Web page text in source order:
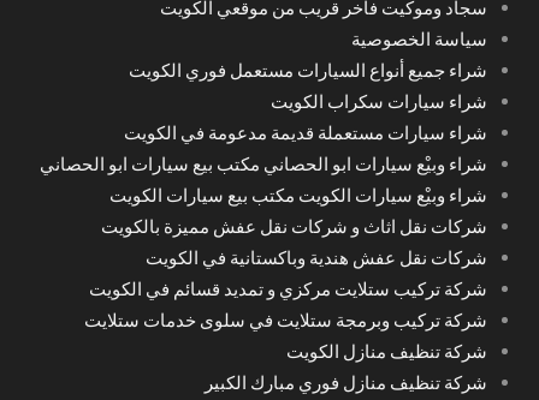
سجاد وموكيت فاخر قريب من موقعي الكويت
سياسة الخصوصية
شراء جميع أنواع السيارات مستعمل فوري الكويت
شراء سيارات سكراب الكويت
شراء سيارات مستعملة قديمة مدعومة في الكويت
شراء وبيْع سيارات ابو الحصاني مكتب بيع سيارات ابو الحصاني
شراء وبيْع سيارات الكويت مكتب بيع سيارات الكويت
شركات نقل اثاث و شركات نقل عفش مميزة بالكويت
شركات نقل عفش هندية وباكستانية في الكويت
شركة تركيب ستلايت مركزي و تمديد قسائم في الكويت
شركة تركيب وبرمجة ستلايت في سلوى خدمات ستلايت
شركة تنظيف منازل الكويت
شركة تنظيف منازل فوري مبارك الكبير